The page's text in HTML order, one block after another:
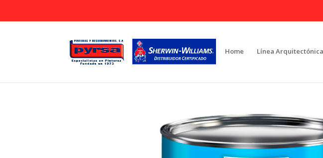
Home Línea Arquitectónica